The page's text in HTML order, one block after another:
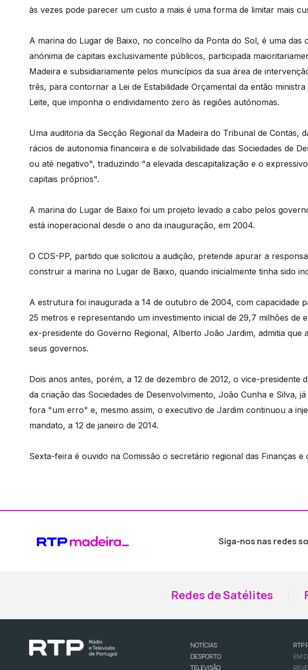
às vezes pode parecer um custo a mais é uma forma de limitar mais
A marina do Lugar de Baixo, no concelho da Ponta do Sol, é uma das
anónima de capitais exclusivamente públicos, participada
Madeira e subsidiariamente pelos municípios da sua área de
três, para contornar a Lei de Estabilidade Orçamental da então
Leite, que imponha o endividamento zero às regiões autónomas.
Uma auditoria da Secção Regional da Madeira do Tribunal de Contas,
rácios de autonomia financeira e de solvabilidade das Sociedades de
ou até negativo", traduzindo "a elevada descapitalização e o
capitais próprios".
A marina do Lugar de Baixo foi um projeto levado a cabo pelos
está inoperacional desde o ano da inauguração, em 2004.
O CDS-PP, partido que solicitou a audição, pretende apurar a
construir a marina no Lugar de Baixo, quando inicialmente tinha sido
A estrutura foi inaugurada a 14 de outubro de 2004, com capacidade
25 metros e representando um investimento inicial de 29,7 milhões de
ex-presidente do Governo Regional, Alberto João Jardim, admitia que
seus governos.
Dois anos antes, porém, a 12 de dezembro de 2012, o vice-presidente
da criação das Sociedades de Desenvolvimento, João Cunha e Silva,
fora "um erro" e, mesmo assim, o executivo de Jardim continuou a
mandato, a 12 de janeiro de 2014.
Sexta-feira é ouvido na Comissão o secretário regional das Finanças e
Siga-nos nas redes
Redes de Satélites
NOTÍCIAS
DESPORTO
TELEVISÃO
RTP
EM